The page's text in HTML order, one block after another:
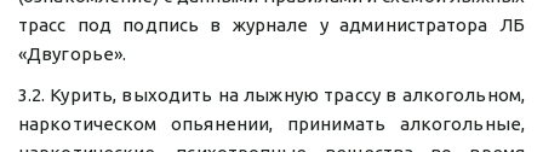
трасс под подпись в журнале у администратора ЛБ
«Двугорье».
3.2. Курить, выходить на лыжную трассу в алкогольном,
наркотическом опьянении, принимать алкогольные,